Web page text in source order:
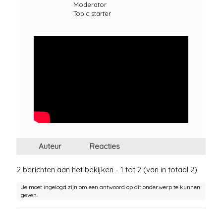
Moderator
Topic starter
Auteur Reacties
2 berichten aan het bekijken - 1 tot 2 (van in totaal 2)
Je moet ingelogd zijn om een antwoord op dit onderwerp te kunnen
geven.